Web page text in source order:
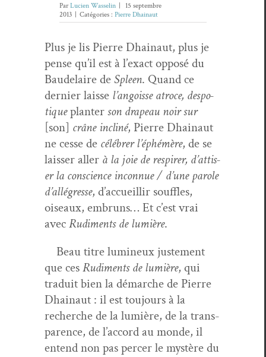
ParLucien Wasselin
15 septembre
2013
Catégories : Pierre Dhainaut
Plus je lis Pierre Dhain­aut, plus je
pense qu’il est à l’ex­act opposé du
Baude­laire de Spleen. Quand ce
dernier laisse l’an­goisse atroce, despo­
tiqueplanterson dra­peau noir sur
[son] crâne incliné, Pierre Dhain­aut
ne cesse de célébr­er l’éphémère, de se
laiss­er aller à la joie de respir­er, d’at­tis­
er la con­science incon­nue / d’une parole
d’al­lé­gresse, d’ac­cueil­lir souf­fles,
oiseaux, embruns… Et c’est vrai
avecRudi­ments de lumière.
Beau titre lumineux juste­ment
que cesRudi­ments de lumière, qui
traduit bien la démarche de Pierre
Dhain­aut : il est tou­jours à la
recherche de la lumière, de la trans­
parence, de l’ac­cord au monde, il
entend non pas percer le mys­tère du